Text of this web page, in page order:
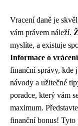
Vracení daně je
vám právem náleží.
myslíte, a existuje
Informace o
finanční správy, kde
návody a užitečné
poradce, který vám
maximum.
finanční bonus! Tyto